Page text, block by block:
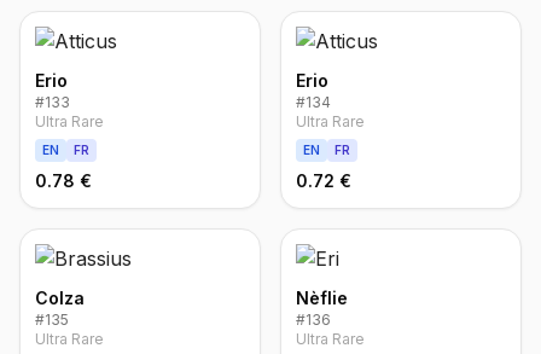
Erio
#133
Ultra Rare
EN FR
0.78 €
Erio
#134
Ultra Rare
EN FR
0.72 €
Colza
#135
Ultra Rare
Nèflie
#136
Ultra Rare